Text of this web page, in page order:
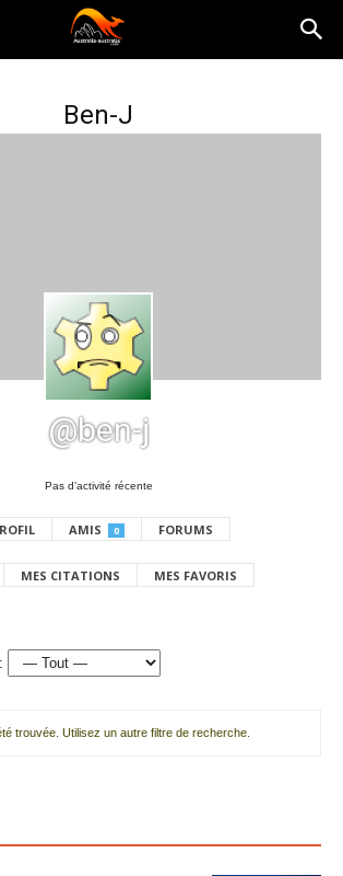
Ben-J
@ben-j
Pas d’activité récente
AMIS 0 FORUMS
MES CITATIONS MES FAVORIS
trouvée. Utilisez un autre filtre de recherche.